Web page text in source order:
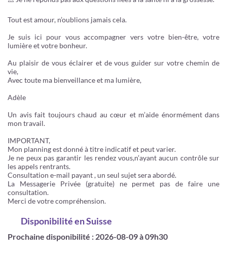
Tout est amour, n’oublions jamais cela.
Je suis ici pour vous accompagner vers votre bien-être, votre
lumière et votre bonheur.
Au plaisir de vous éclairer et de vous guider sur votre chemin de
vie,
Avec toute ma bienveillance et ma lumière,
Adèle
Un avis fait toujours chaud au cœur et m’aide énormément dans
mon travail.
IMPORTANT,
Mon planning est donné à titre indicatif et peut varier.
Je ne peux pas garantir les rendez vous,n’ayant aucun contrôle sur
les appels rentrants.
Consultation e-mail payant , un seul sujet sera abordé.
La Messagerie Privée (gratuite) ne permet pas de faire une
consultation.
Merci de votre compréhension.
Disponibilitéen Suisse
Prochaine disponibilité : 2026-08-09 à 09h30